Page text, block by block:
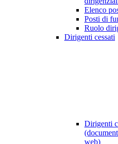
Elenco
Posti di
Ruolo
Dirigenti cessati
Dirigenti
web)